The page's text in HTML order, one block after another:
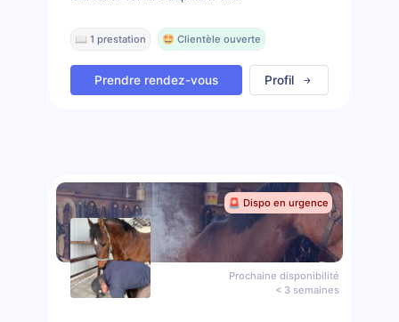
📖 1 prestation 🤩 Clientèle ouverte
Prendre rendez-vous Profil
🚨 Dispo en urgence
Prochaine disponibilité
< 3 semaines